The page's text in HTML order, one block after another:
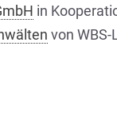
in
von WBS-